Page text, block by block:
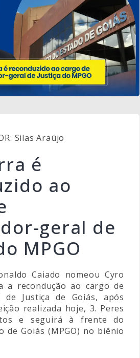
Silas Araújo
é
ao
geral de
MPGO
Caiado nomeou Cyro
a recondução ao cargo de
de Justiça de Goiás, após
realizada hoje, 3. Peres
e seguirá à frente do
de Goiás (MPGO) no biênio